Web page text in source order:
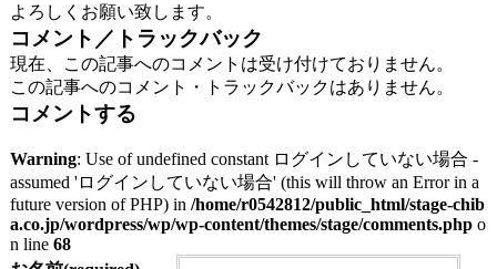
よろしくお願い致します。
コメント／トラックバック
現在、この記事へのコメントは受け付けておりません。
この記事へのコメント・トラックバックはありません。
コメントする
Warning: Use of undefined constant ログインしていない場合 -
assumed 'ログインしていない場合' (this will throw an Error in a
future version of PHP) in /home/r0542812/public_html/stage-chib
a.co.jp/wordpress/wp/wp-content/themes/stage/comments.phpo
n line 68